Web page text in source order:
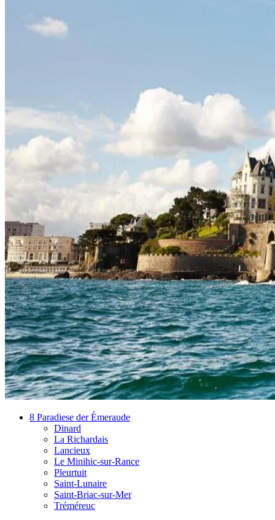
8 Paradiese der Émeraude
Dinard
La Richardais
Lancieux
Le Minihic-sur-Rance
Pleurtuit
Saint-Lunaire
Saint-Briac-sur-Mer
Tréméreuc